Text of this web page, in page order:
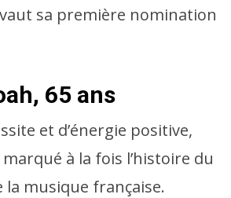
sa première nomination
65 ans
et d’énergie positive,
à la fois l’histoire du
la musique française.